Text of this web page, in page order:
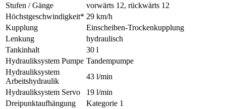
Stufen / Gänge
vorwärts 12, rückwärts 12
Höchstgeschwindigkeit* 29 km/h
Kupplung
Einscheiben-Trockenkupplung
Lenkung
hydraulisch
Tankinhalt
30 l
Hydrauliksystem Pumpe Tandempumpe
Hydrauliksystem
Arbeitshydraulik
43 l/min
Hydrauliksystem Servo
19 l/min
Dreipunktaufhängung
Kategorie 1